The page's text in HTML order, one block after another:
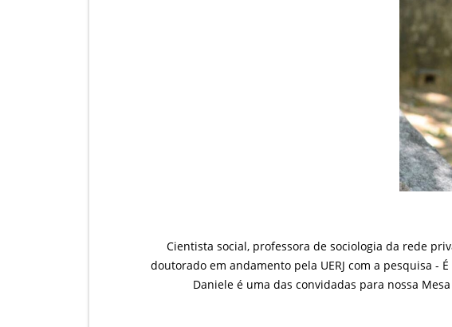
Cientista social, professora de sociologia da rede
doutorado em andamento pela UERJ com a pesquisa -
Daniele é uma das convidadas para nossa